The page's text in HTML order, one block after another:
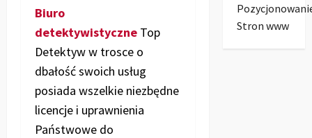
Biuro
detektywistyczne Top
Detektyw w trosce o
dbałość swoich usług
posiada wszelkie niezbędne
licencje i uprawnienia
Państwowe do
Stron www